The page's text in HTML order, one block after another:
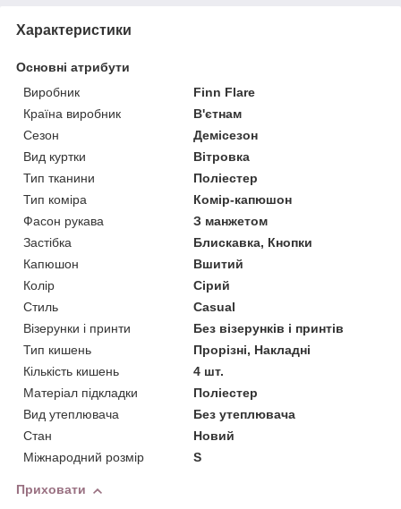
Характеристики
Основні атрибути
Виробник
Finn Flare
Країна виробник
В'єтнам
Сезон
Демісезон
Вид куртки
Вітровка
Тип тканини
Поліестер
Тип коміра
Комір-капюшон
Фасон рукава
З манжетом
Застібка
Блискавка, Кнопки
Капюшон
Вшитий
Колір
Сірий
Стиль
Casual
Візерунки і принти
Без візерунків і принтів
Тип кишень
Прорізні, Накладні
Кількість кишень
4 шт.
Матеріал підкладки
Поліестер
Вид утеплювача
Без утеплювача
Стан
Новий
Міжнародний розмір
S
Приховати